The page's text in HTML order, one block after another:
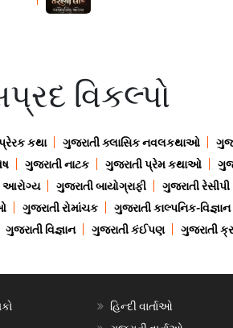
વિકલ્પો
કથા ગુજરાતી ક્લાસિક નવલકથાઓ
ગુજરાતી નાટક ગુજરાતી પ્રેમ કથાઓ
આરોગ્ય ગુજરાતી બાયોગ્રાફી ગુજરાતી રેસીપી
ગુજરાતી રોમાંચક ગુજરાતી કાલ્પનિક-વિજ્ઞાન
ગુજરાતી વિજ્ઞાન ગુજરાતી કંઈપણ ગુજરાતી
હિન્દી વાર્તાઓ